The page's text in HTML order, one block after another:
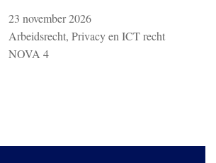
23 november 2026
Arbeidsrecht, Privacy en ICT recht
NOVA 4